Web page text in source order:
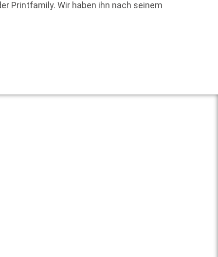
Printfamily. Wir haben ihn nach seinem